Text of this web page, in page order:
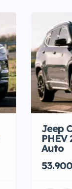
Jeep
Auto